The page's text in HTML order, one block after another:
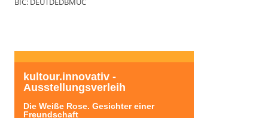
kultour.innovativ -
Ausstellungsverleih
Die Weiße Rose. Gesichter einer
Freundschaft